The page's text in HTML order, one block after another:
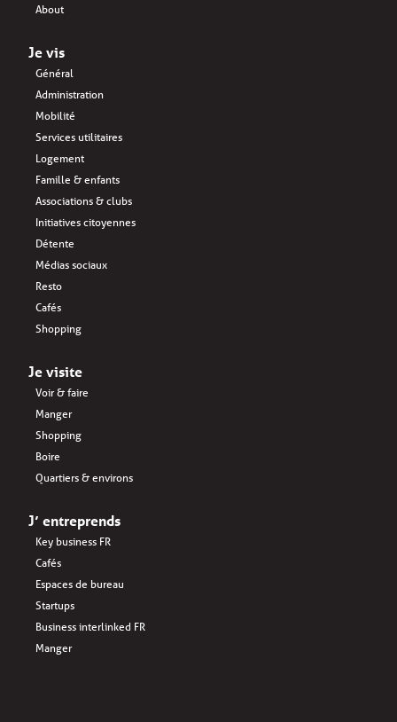
About
Je vis
Général
Administration
Mobilité
Services utilitaires
Logement
Famille & enfants
Associations & clubs
Initiatives citoyennes
Détente
Médias sociaux
Resto
Cafés
Shopping
Je visite
Voir & faire
Manger
Shopping
Boire
Quartiers & environs
J’ entreprends
Key business FR
Cafés
Espaces de bureau
Startups
Business interlinked FR
Manger